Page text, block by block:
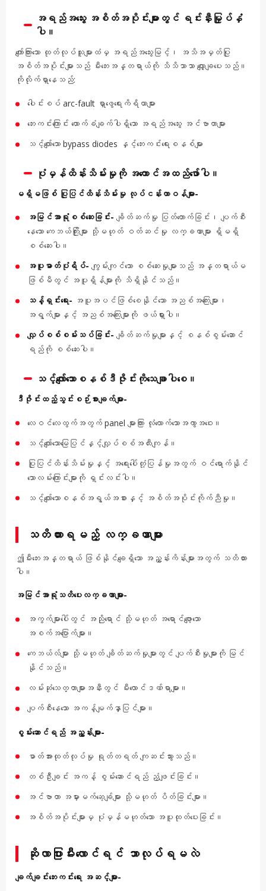
အရည်အသွေး အစိတ်အပိုင်းများတွင် ရင်းနှီးမြှုပ်နှံ
ပါ။
ကျော်ကြားသော ထုတ်လုပ်သူများထံမှ အရည်အသွေးမြင့်၊ အသိအမှတ်ပြု
အစိတ်အပိုင်းများသည် မီးဘေးအန္တရာယ်ကို သိသိသာသာ လျှော့ချပေးသည်။
ကိုလိုက်ရှာနေသည်:
ပေါင်းစပ် arc-fault ရှာဖွေရေးကိရိယာများ
ဘေးကင်းကြောင်း ထောက်ခံချက်ပါရှိသော အရည်အသွေး အင်ဗာတာများ
သင့်လျော်သော bypass diodes နှင့်ဘေးကင်းရေးစနစ်များ
ပုံမှန်ထိန်းသိမ်းမှုကို အကောင်အထည်ဖော်ပါ။
မရှိမဖြစ် ပြုပြင်ထိန်းသိမ်းမှု လုပ်ငန်းတာဝန်များ-
အမြင်အာရုံစစ်ဆေးခြင်း- ချိတ်ဆက်မှု ပြတ်တောက်ခြင်း၊ ပျက်စီး
နေသော ကေဘယ်ကြိုးများ သို့မဟုတ် ဝတ်ဆင်မှု လက္ခဏာများ ရှိမရှိ
စစ်ဆေးပါ။
အပူဓာတ်ပုံရိပ်- ကျွမ်းကျင်သော စစ်ဆေးမှုများသည် အန္တရာယ်မ
ဖြစ်မီတွင် အပူရှိန်များကို သိရှိနိုင်သည်။
သန့်ရှင်းရေး- အပူအပင်ဖြစ်စေနိုင်သော အညစ်အကြေးများ၊
အရွက်များနှင့် အညစ်အကြေးများကို ဖယ်ရှားပါ။
လျှပ်စစ်စမ်းသပ်ခြင်း- ချိတ်ဆက်မှုများနှင့် စနစ်စွမ်းဆောင်
ရည်ကို စစ်ဆေးပါ။
သင့်လျော်သောစနစ်ဒီဇိုင်းကိုသေချာပါစေ။
ဒီဇိုင်းထည့်သွင်းစဉ်းစားချက်များ-
လေဝင်လေထွက်အတွက် panel များကြား လုံလောက်သောအကွာအဝေး။
သင့်လျော်သောမြေပြင်နှင့်လျှပ်စစ်အထီးကျန်။
ပြုပြင်ထိန်းသိမ်းမှုနှင့် အရေးပေါ်တုံ့ပြန်မှုအတွက် ဝင်ရောက်နိုင်
သောလမ်းကြောင်းများကို ရှင်းလင်းပါ။
သင့်လျော်သောစနစ်အရွယ်အစားနှင့် အစိတ်အပိုင်းကိုက်ညီမှု။
သတိထားရမည့် လက္ခဏာများ
ဤမီးဘေးအန္တရာယ် ဖြစ်နိုင်ချေရှိသော အညွှန်းကိန်းများအတွက် သတိထား
ပါ။
အမြင်အာရုံသတိပေးလက္ခဏာများ-
အကွက်များပေါ်တွင် အညိုရောင် သို့မဟုတ် အရောင်ဖျော့သော
အစက်အပြောက်များ။
ကေဘယ်လ်များ သို့မဟုတ် ချိတ်ဆက်မှုများတွင် ပျက်စီးမှုများကို မြင်
နိုင်သည်။
လမ်းဆုံသေတ္တာများအနီးတွင် မီးလောင်ဒဏ်ရာများ။
ပျက်စီးနေသော အကန့်မျက်နှာပြင်များ။
စွမ်းဆောင်ရည် အညွှန်းများ-
ဓာတ်အားထုတ်လုပ်မှု ရုတ်တရတ် ကျဆင်းသွားသည်။
တစ်ဦးချင်း အကန့် စွမ်းဆောင်ရည် ညံ့ဖျင်းခြင်း။
အင်ဗာတာ အမှားမက်ဆေ့ချ်များ သို့မဟုတ် ပိတ်ခြင်းများ။
အစိတ်အပိုင်းများမှ ပုံမှန်မဟုတ်သော အပူထုတ်ပေးခြင်း။
ဆိုလာပြားမီးလောင်ရင် ဘာလုပ်ရမလဲ
ချက်ချင်းဘေးကင်းရေး အဆင့်များ-